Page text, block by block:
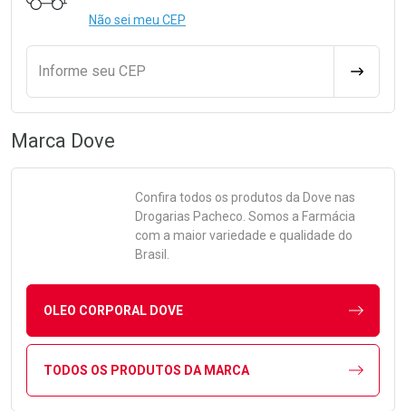
Não sei meu CEP
Informe seu CEP
Marca Dove
Confira todos os produtos da Dove nas
Drogarias Pacheco. Somos a Farmácia
com a maior variedade e qualidade do
Brasil.
OLEO CORPORAL DOVE
TODOS OS PRODUTOS DA MARCA